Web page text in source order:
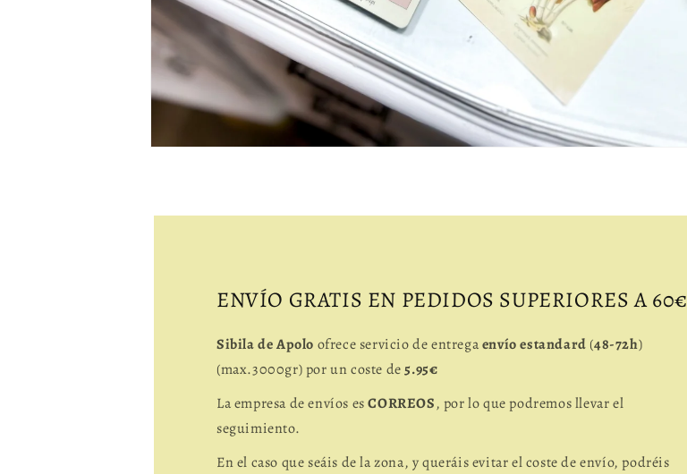
una
ENVÍO GRATIS EN PEDIDOS SUPERIORES A 60€
Sibila de Apolo ofrece servicio de entregaenvío estandard (48-72h)
(max.3000gr) por un coste de5.95€
La empresa de envíos esCORREOS, por lo que podremos llevar el
seguimiento.
En el caso que seáis de la zona, y queráis evitar el coste de envío, podréis